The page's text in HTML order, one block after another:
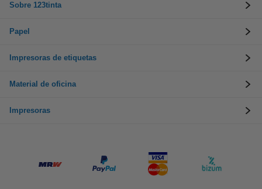
Sobre 123tinta
Papel
Impresoras de etiquetas
Material de oficina
Impresoras